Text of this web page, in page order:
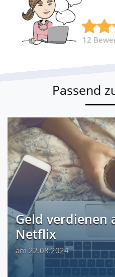
12
Passend
Geld verdienen
Netflix
am 22.08.2024